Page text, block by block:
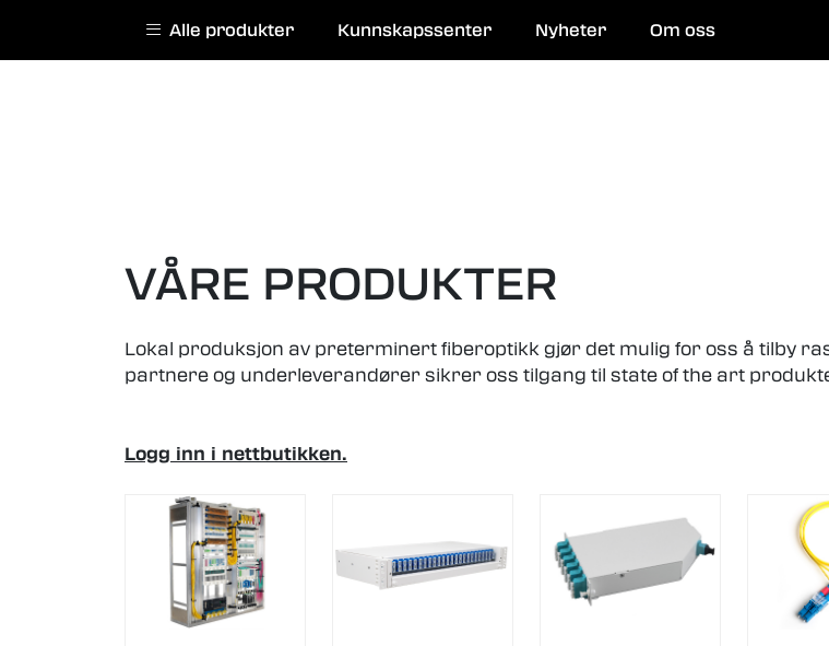
English website | Kurs | Service og reparasjon
Alle produkter Kunnskapssenter Nyheter Om oss
VÅRE PRODUKTER
Lokal produksjon av preterminert fiberoptikk gjør det mulig for oss å tilby
partnere og underleverandører sikrer oss tilgang til state of the art
Logg inn i nettbutikken.